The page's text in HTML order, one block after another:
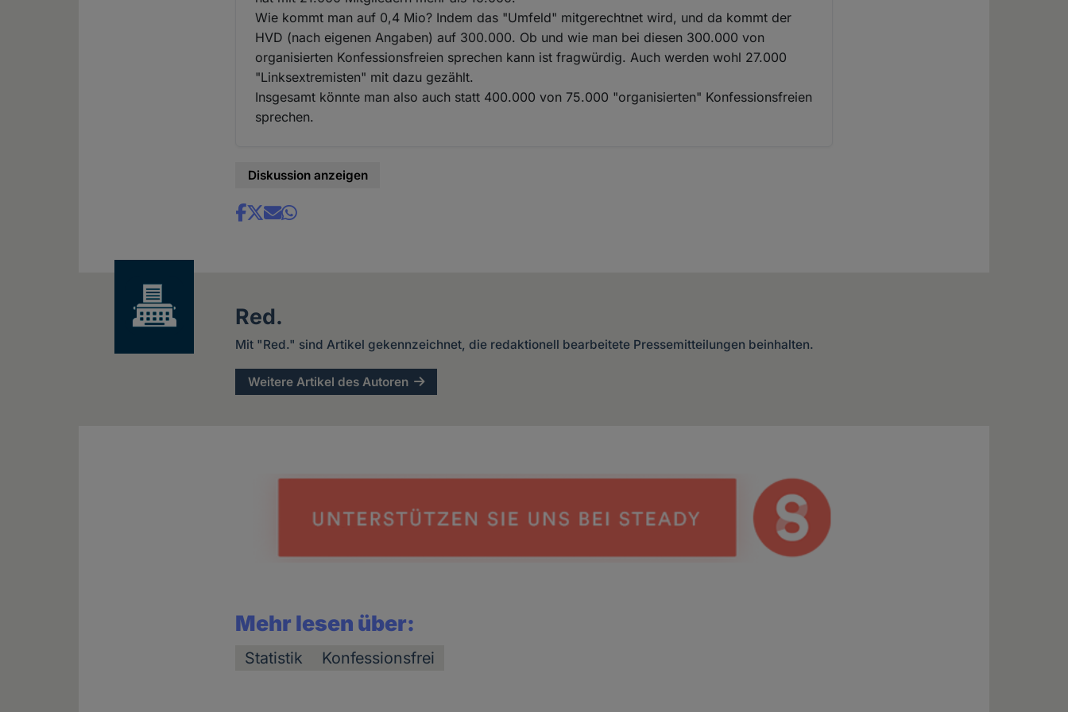
Wie kommt man auf 0,4 Mio? Indem das "Umfeld" mitgerechtnet wird, und da kommt der
HVD (nach eigenen Angaben) auf 300.000. Ob und wie man bei diesen 300.000 von
organisierten Konfessionsfreien sprechen kann ist fragwürdig. Auch werden wohl 27.000
"Linksextremisten" mit dazu gezählt.
Insgesamt könnte man also auch statt 400.000 von 75.000 "organisierten" Konfessionsfreien
sprechen.
Diskussion anzeigen
Share
Red.
Mit "Red." sind Artikel gekennzeichnet, die redaktionell bearbeitete Pressemitteilungen beinhalten.
Weitere Artikel des Autoren
Mehr lesen über:
Statistik Konfessionsfrei